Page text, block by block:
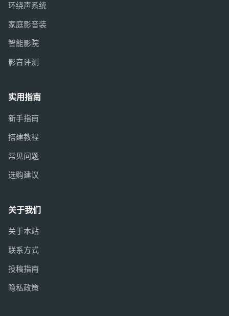
环绕声系统
家庭影音装
智能影院
影音评测
实用指南
新手指南
搭建教程
常见问题
选购建议
关于我们
关于本站
联系方式
投稿指南
隐私政策